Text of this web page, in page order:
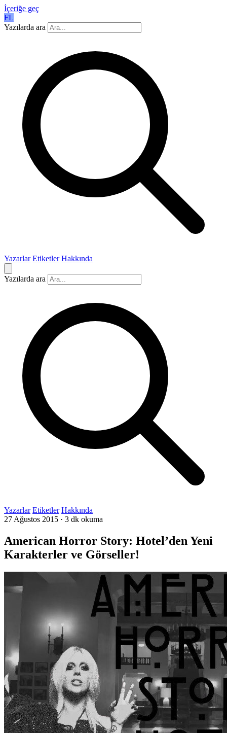
İçeriğe geç
FL
Yazılarda ara
Yazarlar Etiketler Hakkında
Yazılarda ara
Yazarlar Etiketler Hakkında
27 Ağustos 2015 · 3 dk okuma
American Horror Story: Hotel’den Yeni
Karakterler ve Görseller!